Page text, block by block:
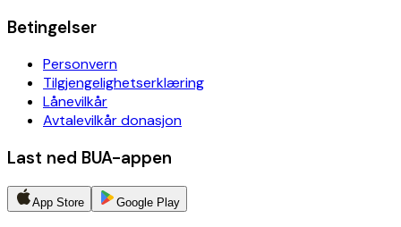
Betingelser
Personvern
Tilgjengelighetserklæring
Lånevilkår
Avtalevilkår donasjon
Last ned BUA-appen
App Store Google Play